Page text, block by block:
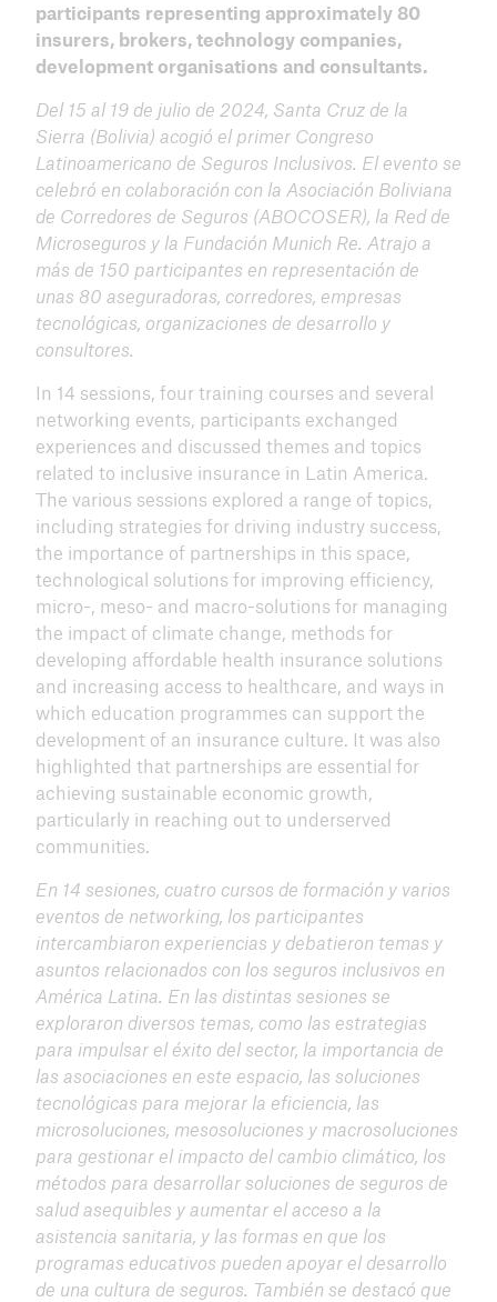
participants representing approximately 80
insurers, brokers, technology companies,
development organisations and consultants.
Del 15 al 19 de julio de 2024, Santa Cruz de la
Sierra (Bolivia) acogió el primer Congreso
Latinoamericano de Seguros Inclusivos. El evento se
celebró en colaboración con la Asociación Boliviana
de Corredores de Seguros (ABOCOSER), la Red de
Microseguros y la Fundación Munich Re. Atrajo a
más de 150 participantes en representación de
unas 80 aseguradoras, corredores, empresas
tecnológicas, organizaciones de desarrollo y
consultores.
In 14 sessions, four training courses and several
networking events, participants exchanged
experiences and discussed themes and topics
related to inclusive insurance in Latin America.
The various sessions explored a range of topics,
including strategies for driving industry success,
the importance of partnerships in this space,
technological solutions for improving efficiency,
micro-, meso- and macro-solutions for managing
the impact of climate change, methods for
developing affordable health insurance solutions
and increasing access to healthcare, and ways in
which education programmes can support the
development of an insurance culture. It was also
highlighted that partnerships are essential for
achieving sustainable economic growth,
particularly in reaching out to underserved
communities.
En 14 sesiones, cuatro cursos de formación y varios
eventos de networking, los participantes
intercambiaron experiencias y debatieron temas y
asuntos relacionados con los seguros inclusivos en
América Latina. En las distintas sesiones se
exploraron diversos temas, como las estrategias
para impulsar el éxito del sector, la importancia de
las asociaciones en este espacio, las soluciones
tecnológicas para mejorar la eficiencia, las
microsoluciones, mesosoluciones y macrosoluciones
para gestionar el impacto del cambio climático, los
métodos para desarrollar soluciones de seguros de
salud asequibles y aumentar el acceso a la
asistencia sanitaria, y las formas en que los
programas educativos pueden apoyar el desarrollo
de una cultura de seguros. También se destacó que
ICII
close navigation or press Escape key open
Home
About us
Climate risk and adaptation
Inclusive insurance
Climate change mitigation
Media centre